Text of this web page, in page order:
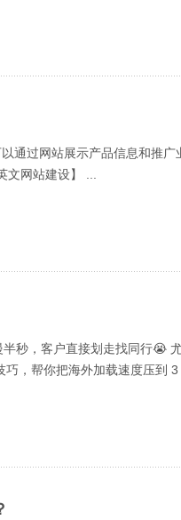
通过网站展示产品信息和推
网站建设】 ...
秒，客户直接划走找同行😭
，帮你把海外加载速度压到 3